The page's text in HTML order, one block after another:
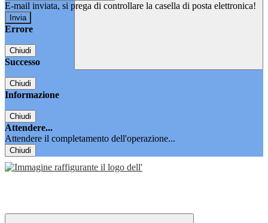
E-mail inviata, si prega di controllare la casella di posta elettronica!
Errore
Chiudi
Successo
Chiudi
Informazione
Chiudi
Attendere...
Attendere il completamento dell'operazione...
Chiudi